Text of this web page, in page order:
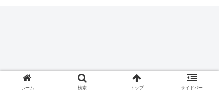
ホーム 検索 トップ サイドバー